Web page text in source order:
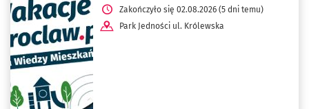
Zakończyło się 02.08.2026 (5 dni temu)
Park Jedności ul. Królewska